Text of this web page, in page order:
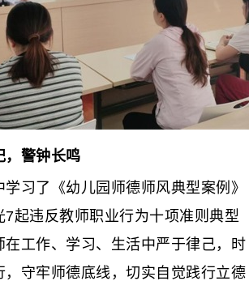
，警钟长鸣
了《幼儿园师德师风典型案例》
7起违反教师职业行为十项准则典型
在工作、学习、生活中严于律己，时
，守牢师德底线，切实自觉践行立德